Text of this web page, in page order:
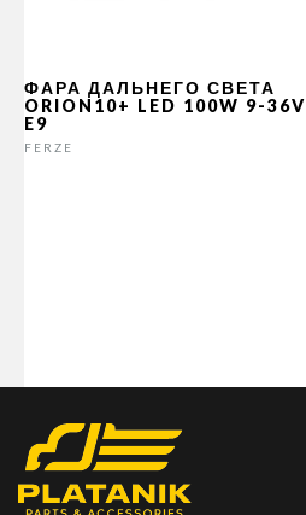
ФАРА ДАЛЬНЕГО СВЕТА
ORION10+ LED 100W 9-36V
E9
FERZE